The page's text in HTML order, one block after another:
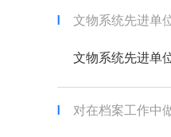
文物系统先进单
文物系统先进单
对在档案工作中